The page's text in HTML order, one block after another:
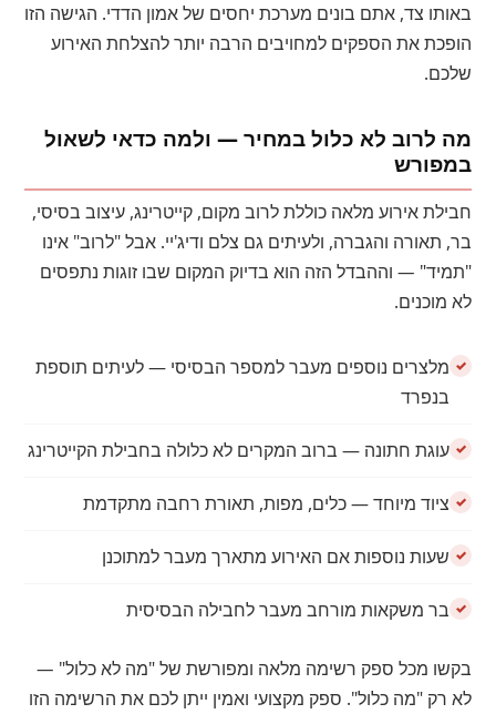
באותו צד, אתם בונים מערכת יחסים של אמון הדדי. הגישה הזו
הופכת את הספקים למחויבים הרבה יותר להצלחת האירוע
שלכם.
מה לרוב לא כלול במחיר — ולמה כדאי לשאול
במפורש
חבילת אירוע מלאה כוללת לרוב מקום, קייטרינג, עיצוב בסיסי,
בר, תאורה והגברה, ולעיתים גם צלם ודיג'יי. אבל "לרוב" אינו
"תמיד" — וההבדל הזה הוא בדיוק המקום שבו זוגות נתפסים
לא מוכנים.
מלצרים נוספים מעבר למספר הבסיסי — לעיתים תוספת
בנפרד
עוגת חתונה — ברוב המקרים לא כלולה בחבילת הקייטרינג
ציוד מיוחד — כלים, מפות, תאורת רחבה מתקדמת
שעות נוספות אם האירוע מתארך מעבר למתוכנן
בר משקאות מורחב מעבר לחבילה הבסיסית
בקשו מכל ספק רשימה מלאה ומפורשת של "מה לא כלול" —
לא רק "מה כלול". ספק מקצועי ואמין ייתן לכם את הרשימה הזו